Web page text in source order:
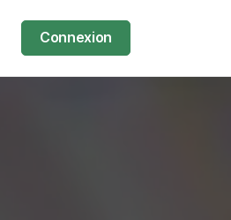
Connexion